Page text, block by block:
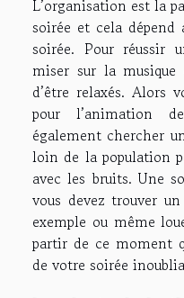
L’organisation est la
soirée et cela dépend
soirée. Pour réussir
miser sur la
d’être relaxés. Alors
pour l’animation
également chercher
loin de la population
avec les bruits. Une
vous devez trouver
exemple ou même
partir de ce moment
de votre soirée